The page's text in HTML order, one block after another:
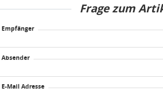
Frage zum
Empfänger
Absender
E-Mail Adresse